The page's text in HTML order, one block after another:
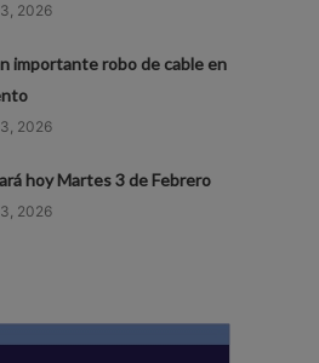
2026
importante robo de cable en
2026
hoy Martes 3 de Febrero
2026